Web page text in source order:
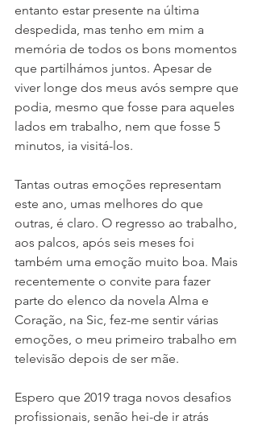
entanto estar presente na última
despedida, mas tenho em mim a
memória de todos os bons momentos
que partilhámos juntos. Apesar de
viver longe dos meus avós sempre que
podia, mesmo que fosse para aqueles
lados em trabalho, nem que fosse 5
minutos, ia visitá-los.
Tantas outras emoções representam
este ano, umas melhores do que
outras, é claro. O regresso ao trabalho,
aos palcos, após seis meses foi
também uma emoção muito boa. Mais
recentemente o convite para fazer
parte do elenco da novela Alma e
Coração, na Sic, fez-me sentir várias
emoções, o meu primeiro trabalho em
televisão depois de ser mãe.
Espero que 2019 traga novos desafios
profissionais, senão hei-de ir atrás